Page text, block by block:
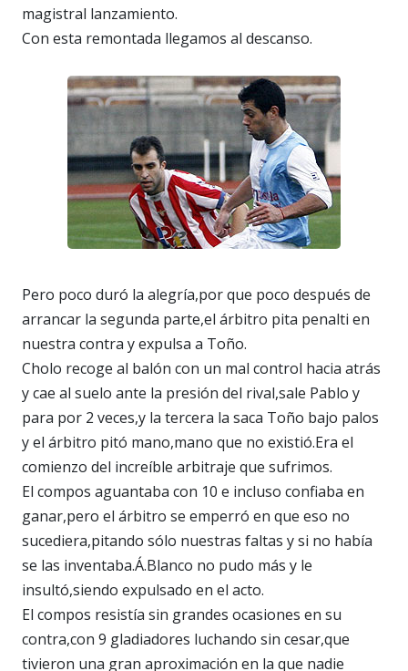
magistral lanzamiento.
Con esta remontada llegamos al descanso.
Pero poco duró la alegría,por que poco después de
arrancar la segunda parte,el árbitro pita penalti en
nuestra contra y expulsa a Toño.
Cholo recoge al balón con un mal control hacia atrás
y cae al suelo ante la presión del rival,sale Pablo y
para por 2 veces,y la tercera la saca Toño bajo palos
y el árbitro pitó mano,mano que no existió.Era el
comienzo del increíble arbitraje que sufrimos.
El compos aguantaba con 10 e incluso confiaba en
ganar,pero el árbitro se emperró en que eso no
sucediera,pitando sólo nuestras faltas y si no había
se las inventaba.Á.Blanco no pudo más y le
insultó,siendo expulsado en el acto.
El compos resistía sin grandes ocasiones en su
contra,con 9 gladiadores luchando sin cesar,que
tivieron una gran aproximación en la que nadie